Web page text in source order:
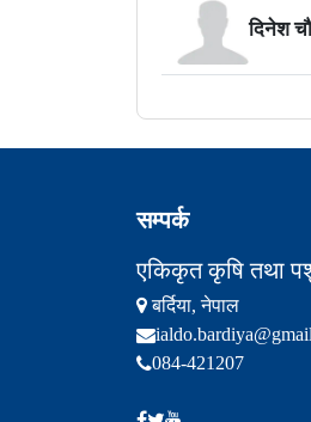
दिनेश
सम्पर्क
एकिकृत कृषि तथा
बर्दिया, नेपाल
084-421207